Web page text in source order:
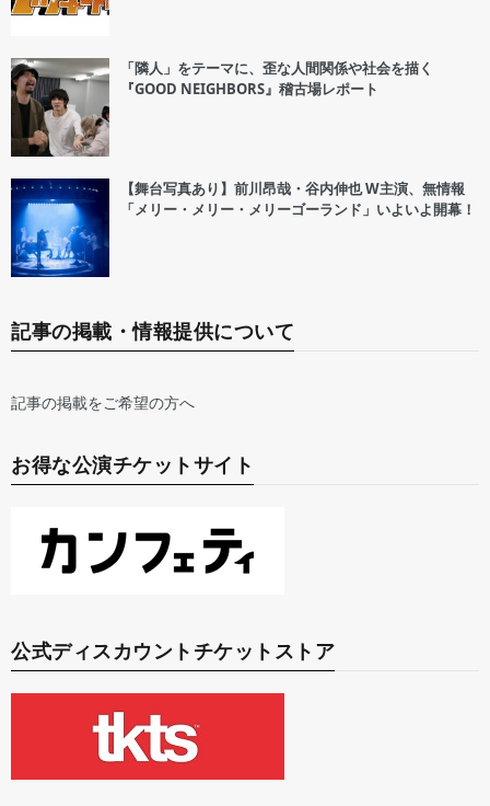
「隣人」をテーマに、歪な人間関係や社会を描く
『GOOD NEIGHBORS』稽古場レポート
【舞台写真あり】前川昂哉・谷内伸也 W主演、無情報
「メリー・メリー・メリーゴーランド」いよいよ開幕！
記事の掲載・情報提供について
記事の掲載をご希望の方へ
お得な公演チケットサイト
公式ディスカウントチケットストア